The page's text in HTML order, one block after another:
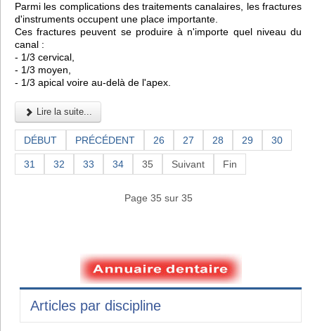
Parmi les complications des traitements canalaires, les fractures
d'instruments occupent une place importante.
Ces fractures peuvent se produire à n'importe quel niveau du
canal :
- 1/3 cervical,
- 1/3 moyen,
- 1/3 apical voire au-delà de l'apex.
Lire la suite...
DÉBUT PRÉCÉDENT 26 27 28 29 30
31 32 33 34 35 Suivant Fin
Page 35 sur 35
Articles par discipline